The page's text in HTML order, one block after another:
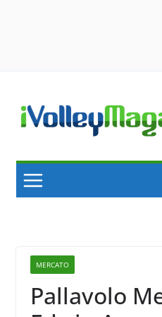
content
MERCATO
Pallavolo